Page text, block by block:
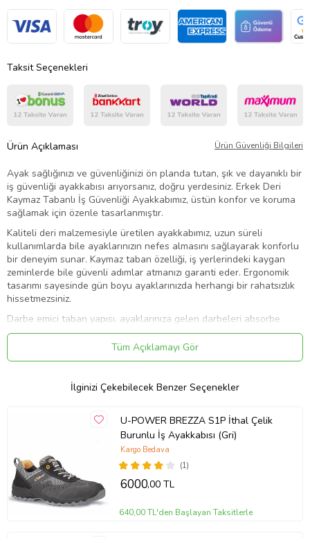
Taksit Seçenekleri
Ürün Açıklaması Ürün Güvenliği Bilgileri
Ayak sağlığınızı ve güvenliğinizi ön planda tutan, şık ve dayanıklı bir
iş güvenliği ayakkabısı arıyorsanız, doğru yerdesiniz. Erkek Deri
Kaymaz Tabanlı İş Güvenliği Ayakkabımız, üstün konfor ve koruma
sağlamak için özenle tasarlanmıştır.
Kaliteli deri malzemesiyle üretilen ayakkabımız, uzun süreli
kullanımlarda bile ayaklarınızın nefes almasını sağlayarak konforlu
bir deneyim sunar. Kaymaz taban özelliği, iş yerlerindeki kaygan
zeminlerde bile güvenli adımlar atmanızı garanti eder. Ergonomik
tasarımı sayesinde gün boyu ayaklarınızda herhangi bir rahatsızlık
hissetmezsiniz.
Darbe emici taban yapısı, ayaklarınıza gelen darbeleri absorbe
ederek yorgunluğunuzu azaltır ve günün sonunda bile enerjik
hissetmenizi sağlar. Ayakkabımızın şık tasarımı, iş ortamında
profesyonel bir görünüm sergilemenizi de sağlar; böylece hem
Teknik Özellikler:
• Taban: Kaymaz ve darbe emici kauçuk taban
• Tasarım: Ergonomik ve şık tasarım
• Özellikler: Nefes alabilir iç astar, uzun süreli konfor ve koruma
Bu iş güvenliği ayakkabısı, inşaat, üretim, depolama ve daha birçok
sektörde çalışanlar için idealdir. Gün boyu ayaklarınızda güvenli ve
rahat hissetmek istiyorsanız, hemen siparişinizi verin!
kcm14198163
Tüm Açıklamayı Gör
İlginizi Çekebilecek Benzer Seçenekler
U-POWER BREZZA S1P İthal Çelik
Burunlu İş Ayakkabısı (Gri)
(1)
Kargo Bedava
6000,00 TL
640,00 TL'den Başlayan Taksitlerle